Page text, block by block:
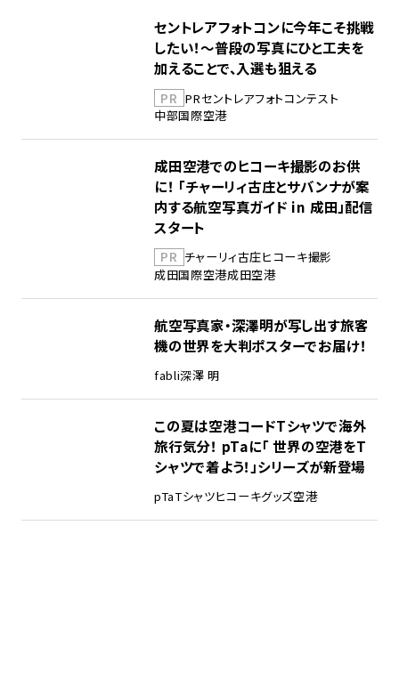
セントレアフォトコンに今年こそ挑戦
したい！～普段の写真にひと工夫を
加えることで、入選も狙える
PR PRセントレアフォトコンテスト
中部国際空港
成田空港でのヒコーキ撮影のお供
に！ 「チャーリィ古庄とサバンナが案
内する航空写真ガイド in 成田」配信
スタート
PR チャーリィ古庄ヒコーキ撮影
成田国際空港成田空港
航空写真家・深澤明が写し出す旅客
機の世界を大判ポスターでお届け！
fabli深澤 明
この夏は空港コードTシャツで海外
旅行気分！ pTaに「 世界の空港をT
シャツで着よう！」シリーズが新登場
pTaTシャツヒコーキグッズ空港